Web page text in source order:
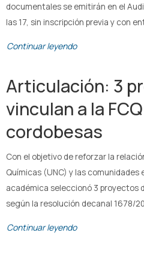
documentales se emitirán en el
las 17, sin inscripción previa y con
Continuar leyendo
Articulación: 3
vinculan a la
cordobesas
Con el objetivo de reforzar la
Químicas (UNC) y las
académica seleccionó 3 proyectos
según la resolución decanal 1678/
Continuar leyendo